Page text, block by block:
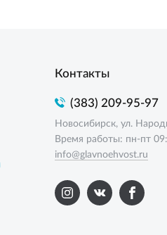
Контакты
(383) 209-95-97
Новосибирск, ул.
Время работы: пн-пт
info@glavnoehvost.ru